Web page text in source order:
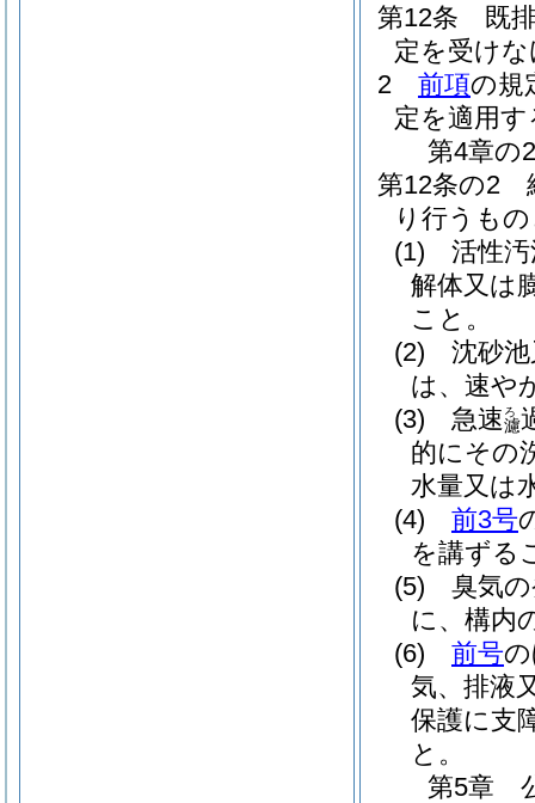
第12条
既
定を受け
2
前項の規
定を適用す
第4章の2
第12条の2
り行うも
(1)
活性
解体又は
こと。
(2)
沈砂
は、速や
(3)
急速濾
ろ
的にその
水量又は
(4)
前3号
を講ずる
(5)
臭気
に、構内
(6)
前号
気、排液
保護に支
と。
第5章